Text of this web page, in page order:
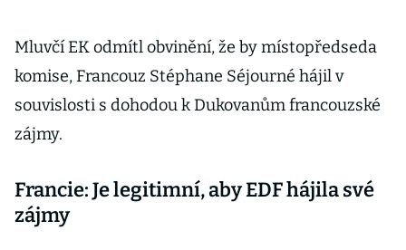
Mluvčí EK odmítl obvinění, že by místopředseda
komise, Francouz Stéphane Séjourné hájil v
souvislosti s dohodou k Dukovanům francouzské
zájmy.
Francie: Je legitimní, aby EDF hájila své
zájmy